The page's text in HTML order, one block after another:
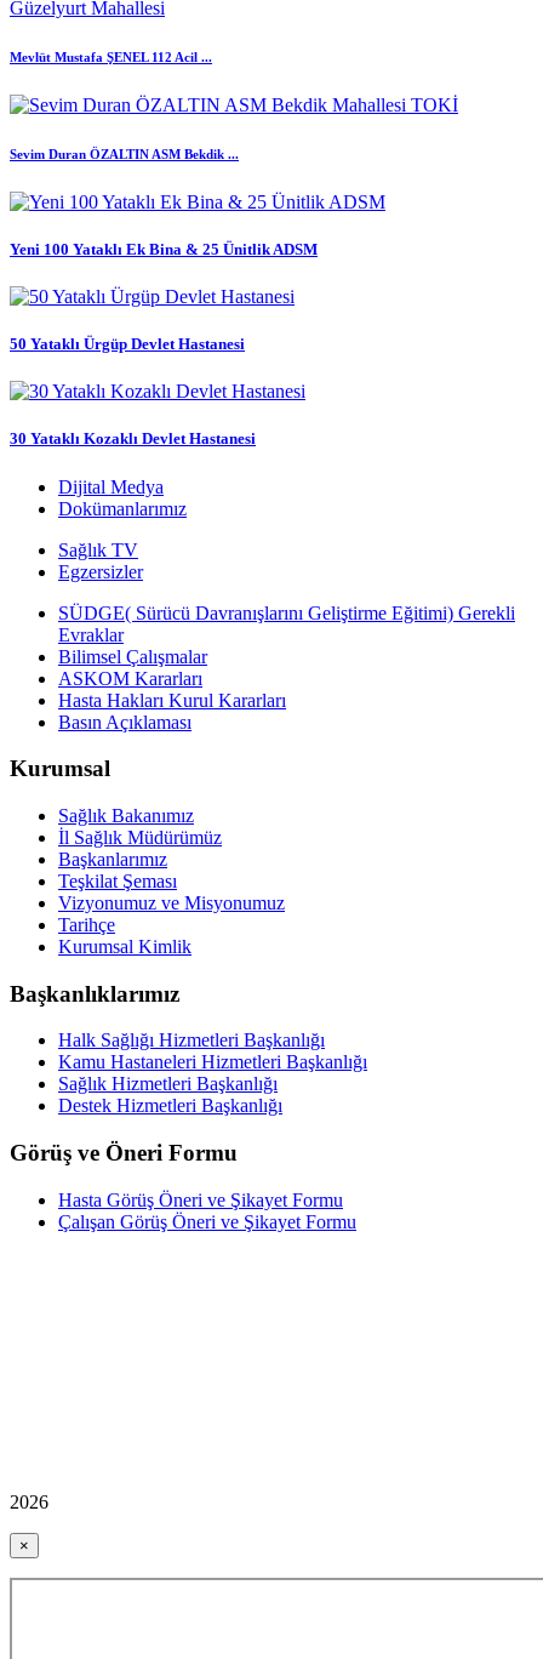
Mevlüt Mustafa ŞENEL 112 Acil ...
Sevim Duran ÖZALTIN ASM Bekdik ...
Yeni 100 Yataklı Ek Bina & 25 Ünitlik ADSM
50 Yataklı Ürgüp Devlet Hastanesi
30 Yataklı Kozaklı Devlet Hastanesi
Dijital Medya
Dokümanlarımız
Sağlık TV
Egzersizler
SÜDGE( Sürücü Davranışlarını Geliştirme Eğitimi) Gerekli
Evraklar
Bilimsel Çalışmalar
ASKOM Kararları
Hasta Hakları Kurul Kararları
Basın Açıklaması
Kurumsal
Sağlık Bakanımız
İl Sağlık Müdürümüz
Başkanlarımız
Teşkilat Şeması
Vizyonumuz ve Misyonumuz
Tarihçe
Kurumsal Kimlik
Başkanlıklarımız
Halk Sağlığı Hizmetleri Başkanlığı
Kamu Hastaneleri Hizmetleri Başkanlığı
Sağlık Hizmetleri Başkanlığı
Destek Hizmetleri Başkanlığı
Görüş ve Öneri Formu
Hasta Görüş Öneri ve Şikayet Formu
Çalışan Görüş Öneri ve Şikayet Formu
2026
×